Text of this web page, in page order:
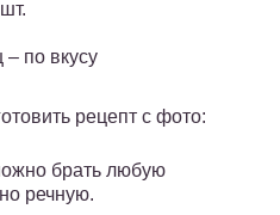
по вкусу
рецепт с фото:
брать любую
речную.